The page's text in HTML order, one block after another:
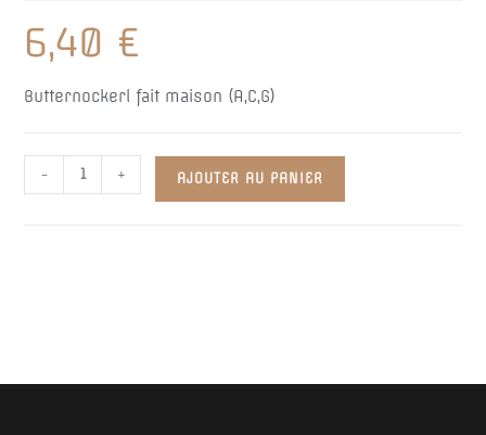
6,40 €
Butternockerl fait maison (A,C,G)
quantité
de
- + AJOUTER AU PANIER